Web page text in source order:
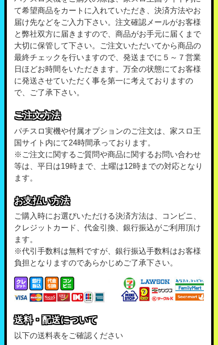
て希望商品をカートに入れていただき、決済方法やお
届け先などをご入力下さい。注文確認メールがお客様
と弊社双方に届きますので、商品がお手元に届くまで
大切に保管して下さい。ご注文いただいてから商品の
最終チェックを行いますので、発送までに５～７営業
日ほどお時間をいただきます。万全の状態にてお客様
に発送させていただく事を第一に考えておりますの
で、ご了承下さい。
ご注文方法
パチスロ実機や付属オプションのご注文は、家スロ王
国サイト内にて24時間承っております。
※ご注文に関するご質問や商品に関するお問い合わせ
等は、平日は19時まで、土曜は12時までの対応となり
ます。
お支払い方法
ご購入時にお選びいただける決済方法は、コンビニ、
クレジットカード、代金引換、銀行振込がご利用頂け
ます。
※代引手数料は無料ですが、銀行振込手数料はお客様
負担となりますのであらかじめご了承下さい。
送料・配送について
以下の送料表をご確認ください